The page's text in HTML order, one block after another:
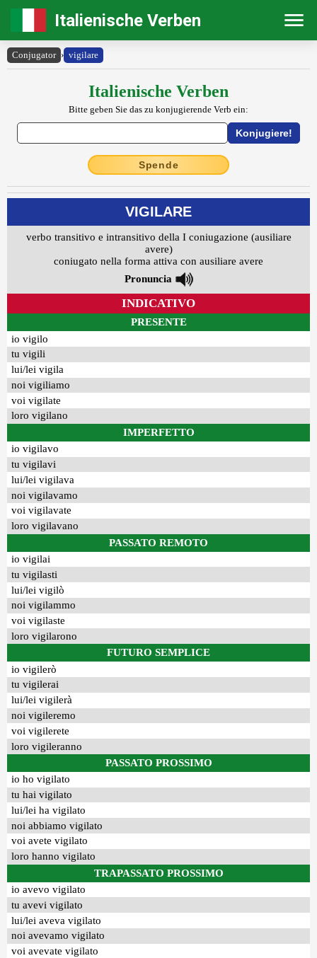
Italienische Verben
Conjugator › vigilare
Italienische Verben
Bitte geben Sie das zu konjugierende Verb ein:
Spende
VIGILARE
verbo transitivo e intransitivo della I coniugazione (ausiliare
avere)
coniugato nella forma attiva con ausiliare avere
Pronuncia
INDICATIVO
PRESENTE
io vigilo
tu vigili
lui/lei vigila
noi vigiliamo
voi vigilate
loro vigilano
IMPERFETTO
io vigilavo
tu vigilavi
lui/lei vigilava
noi vigilavamo
voi vigilavate
loro vigilavano
PASSATO REMOTO
io vigilai
tu vigilasti
lui/lei vigilò
noi vigilammo
voi vigilaste
loro vigilarono
FUTURO SEMPLICE
io vigilerò
tu vigilerai
lui/lei vigilerà
noi vigileremo
voi vigilerete
loro vigileranno
PASSATO PROSSIMO
io ho vigilato
tu hai vigilato
lui/lei ha vigilato
noi abbiamo vigilato
voi avete vigilato
loro hanno vigilato
TRAPASSATO PROSSIMO
io avevo vigilato
tu avevi vigilato
lui/lei aveva vigilato
noi avevamo vigilato
voi avevate vigilato